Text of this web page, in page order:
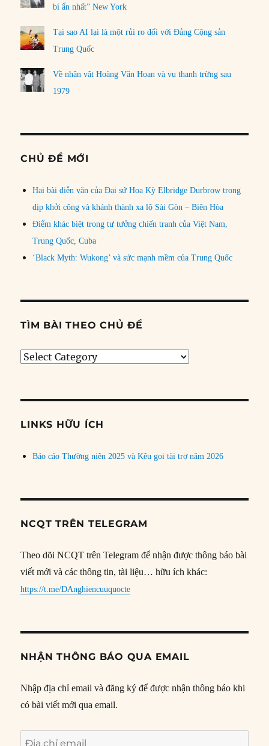
bí ẩn nhất” New York
Tại sao AI lại là một rủi ro đối với Đảng Cộng sản
Trung Quốc
Về nhân vật Hoàng Văn Hoan và vụ thanh trừng sau
1979
CHỦ ĐỀ MỚI
Hai bài diễn văn của Đại sứ Hoa Kỳ Elbridge Durbrow trong
dịp khởi công và khánh thành xa lộ Sài Gòn – Biên Hòa
Điểm khác biệt trong tư tưởng chiến tranh của Việt Nam,
Trung Quốc, Cuba
‘Black Myth: Wukong’ và sức mạnh mềm của Trung Quốc
TÌM BÀI THEO CHỦ ĐỀ
Tìm
đề
LINKS HỮU ÍCH
Báo cáo Thường niên 2025 và Kêu gọi tài trợ năm 2026
NCQT TRÊN TELEGRAM
Theo dõi NCQT trên Telegram để nhận được thông báo bài
viết mới và các thông tin, tài liệu… hữu ích khác:
https://t.me/DAnghiencuuquocte
NHẬN THÔNG BÁO QUA EMAIL
Nhập địa chỉ email và đăng ký để được nhận thông báo khi
có bài viết mới qua email.
Địa